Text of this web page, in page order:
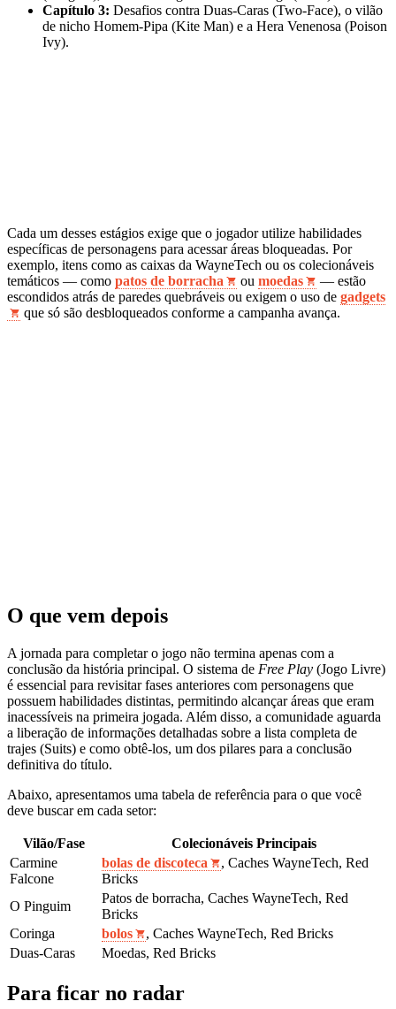
Capítulo 3: Desafios contra Duas-Caras (Two-Face), o vilão
de nicho Homem-Pipa (Kite Man) e a Hera Venenosa (Poison
Ivy).
Cada um desses estágios exige que o jogador utilize habilidades
específicas de personagens para acessar áreas bloqueadas. Por
exemplo, itens como as caixas da WayneTech ou os colecionáveis
temáticos — como patos de borracha ou moedas
— estão
escondidos atrás de paredes quebráveis ou exigem o uso de gadgets
que só são desbloqueados conforme a campanha avança.
O que vem depois
A jornada para completar o jogo não termina apenas com a
conclusão da história principal. O sistema de Free Play (Jogo Livre)
é essencial para revisitar fases anteriores com personagens que
possuem habilidades distintas, permitindo alcançar áreas que eram
inacessíveis na primeira jogada. Além disso, a comunidade aguarda
a liberação de informações detalhadas sobre a lista completa de
trajes (Suits) e como obtê-los, um dos pilares para a conclusão
definitiva do título.
Abaixo, apresentamos uma tabela de referência para o que você
deve buscar em cada setor:
Vilão/Fase
Colecionáveis Principais
Carmine
Falcone
bolas de discoteca
, Caches WayneTech, Red
Bricks
O Pinguim
Patos de borracha, Caches WayneTech, Red
Bricks
Coringa
bolos
, Caches WayneTech, Red Bricks
Duas-Caras
Moedas, Red Bricks
Para ficar no radar